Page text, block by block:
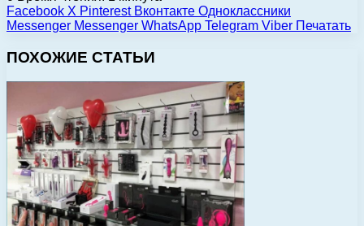
Facebook X Pinterest Вконтакте Одноклассники
Messenger Messenger WhatsApp Telegram Viber Печатать
ПОХОЖИЕ СТАТЬИ